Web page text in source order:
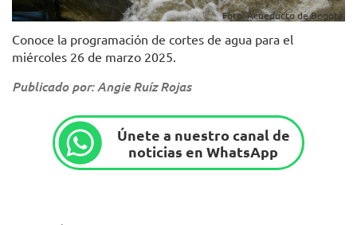
Foto: Acueducto de Bogotá.
Conoce la programación de cortes de agua para el
miércoles 26 de marzo 2025.
Publicado por: Angie Ruíz Rojas
Únete a nuestro canal de
noticias en WhatsApp